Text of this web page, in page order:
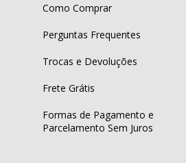
Como Comprar
Perguntas Frequentes
Trocas e Devoluções
Frete Grátis
Formas de Pagamento e
Parcelamento Sem Juros